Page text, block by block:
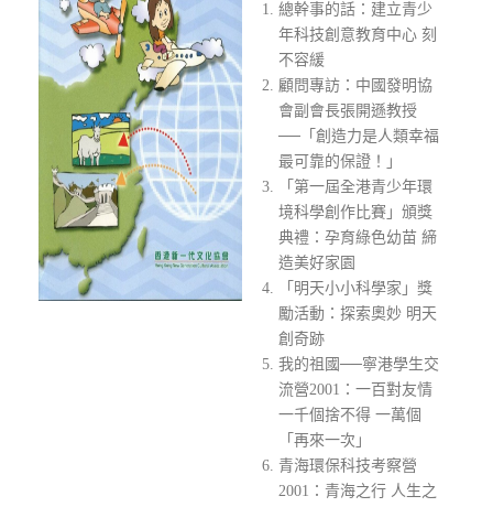
總幹事的話：建立青少
年科技創意教育中心 刻
不容緩
顧問專訪：中國發明協
會副會長張開遜教授
──「創造力是人類幸福
最可靠的保證！」
「第一屆全港青少年環
境科學創作比賽」頒獎
典禮：孕育綠色幼苗 締
造美好家園
「明天小小科學家」獎
勵活動：探索奧妙 明天
創奇跡
我的祖國──寧港學生交
流營2001：一百對友情
一千個捨不得 一萬個
「再來一次」
青海環保科技考察營
2001：青海之行 人生之